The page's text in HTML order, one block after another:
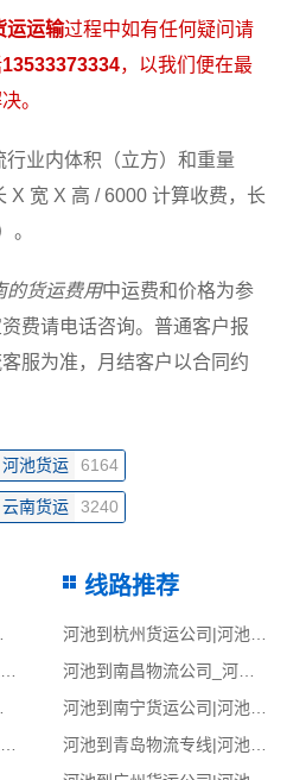
运运输过程中如有任何疑问请
13533373334，以我们便在最
。
业内体积（立方）和重量
X 宽 X 高 / 6000 计算收费，长
。
的货运费用中运费和价格为参
费请电话咨询。普通客户报
服为准，月结客户以合同约
河池货运 6164
云南货运 3240
线路推荐